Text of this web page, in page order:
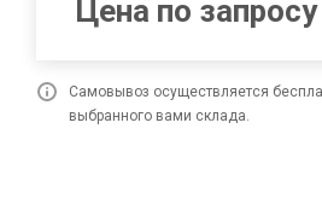
Цена по запросу
Самовывоз осуществляется
выбранного вами склада.